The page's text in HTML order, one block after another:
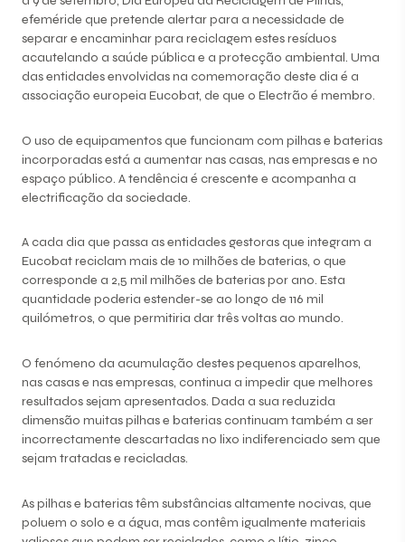
efeméride que pretende alertar para a necessidade de
separar e encaminhar para reciclagem estes resíduos
acautelando a saúde pública e a protecção ambiental. Uma
das entidades envolvidas na comemoração deste dia é a
associação europeia Eucobat, de que o Electrão é membro.
O uso de equipamentos que funcionam com pilhas e baterias
incorporadas está a aumentar nas casas, nas empresas e no
espaço público. A tendência é crescente e acompanha a
electrificação da sociedade.
A cada dia que passa as entidades gestoras que integram a
Eucobat reciclam mais de 10 milhões de baterias, o que
corresponde a 2,5 mil milhões de baterias por ano. Esta
quantidade poderia estender-se ao longo de 116 mil
quilómetros, o que permitiria dar três voltas ao mundo.
O fenómeno da acumulação destes pequenos aparelhos,
nas casas e nas empresas, continua a impedir que melhores
resultados sejam apresentados. Dada a sua reduzida
dimensão muitas pilhas e baterias continuam também a ser
incorrectamente descartadas no lixo indiferenciado sem que
sejam tratadas e recicladas.
As pilhas e baterias têm substâncias altamente nocivas, que
poluem o solo e a água, mas contêm igualmente materiais